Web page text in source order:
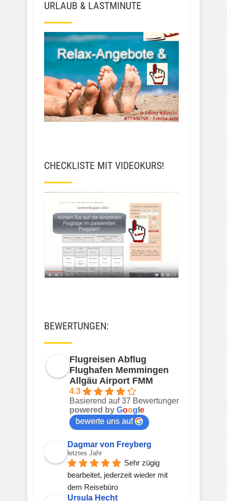
URLAUB & LASTMINUTE
CHECKLISTE MIT VIDEOKURS!
BEWERTUNGEN:
Flugreisen Abflug
Flughafen Memmingen
Allgäu Airport FMM
4.3
Basierend auf 37 Bewertungen
powered by Goog e
bewerte uns auf
Dagmar von Freyberg
letztes Jahr
Sehr zügig
bearbeitet, jederzeit wieder mit
dem Reisebüro
Ursula Hecht